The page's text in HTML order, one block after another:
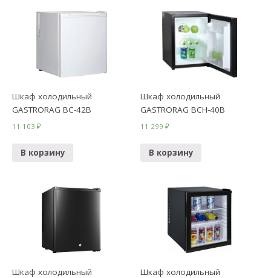
Шкаф холодильный
GASTRORAG BC-42B
11 103₽
В корзину
Шкаф холодильный
GASTRORAG BCH-40B
11 299₽
В корзину
Шкаф холодильный
Шкаф холодильный